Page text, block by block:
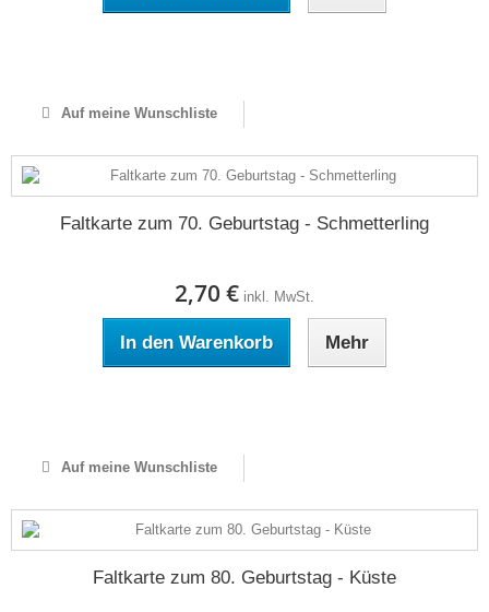
Auf meine Wunschliste
Faltkarte zum 70. Geburtstag - Schmetterling
2,70 € inkl. MwSt.
In den Warenkorb Mehr
Auf meine Wunschliste
Faltkarte zum 80. Geburtstag - Küste